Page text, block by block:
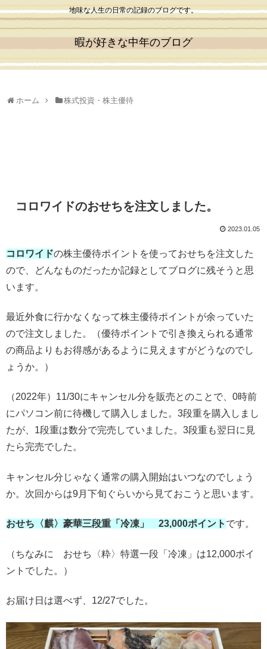
地味な人生の日常の記録のブログです。
暇が好きな中年のブログ
ホーム 株式投資・株主優待
コロワイドのおせちを注文しました。
2023.01.05
コロワイドの株主優待ポイントを使っておせちを注文した
ので、どんなものだったか記録としてブログに残そうと思
います。
最近外食に行かなくなって株主優待ポイントが余っていた
ので注文しました。（優待ポイントで引き換えられる通常
の商品よりもお得感があるように見えますがどうなのでし
ょうか。）
（2022年）11/30にキャンセル分を販売とのことで、0時前
にパソコン前に待機して購入しました。3段重を購入しまし
たが、1段重は数分で完売していました。3段重も翌日に見
たら完売でした。
キャンセル分じゃなく通常の購入開始はいつなのでしょう
か。次回からは9月下旬ぐらいから見ておこうと思います。
おせち〈麒〉豪華三段重「冷凍」 23,000ポイント です。
（ちなみに おせち〈粋〉特選一段「冷凍」は12,000ポイ
ントでした。）
お届け日は選べず、12/27でした。